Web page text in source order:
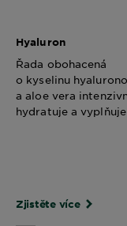
Hyaluron
Řada obohacená
o kyselinu
a aloe vera
hydratuje a vyplňuje
Zjistěte více